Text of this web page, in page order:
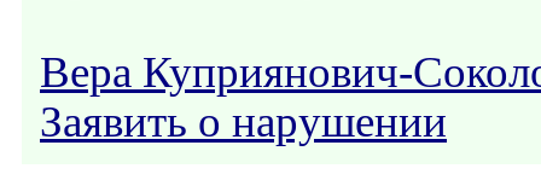
Вера Куприянович-
Заявить о нарушении